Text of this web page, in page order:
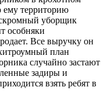
ему территорию
скромный уборщик
особняки
Все выручку он
план
случайно застают
задиры и
взять ребят в